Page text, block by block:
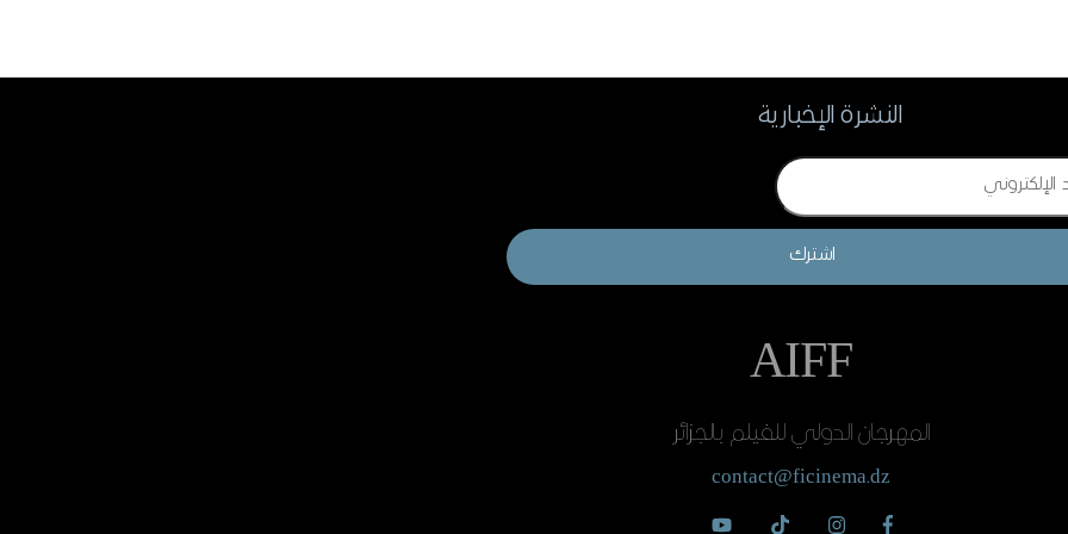
النشرة الإخبارية
اشترك
AIFF
المهرجان الدولي للفيلم بالجزائر
contact@ficinema.dz